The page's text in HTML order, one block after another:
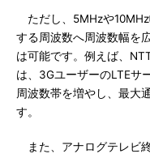
ただし、5MHzや
する周波数へ周波数幅を
は可能です。例えば、
は、3GユーザーのLTEサ
周波数帯を増やし、最大
す。
また、アナログテレビ